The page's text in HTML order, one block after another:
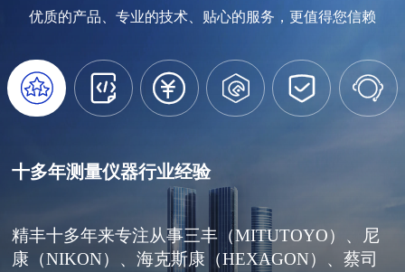
优质的产品、专业的技术、贴心的服务，更值得您信赖
     
十多年测量仪器行业经验
精丰十多年来专注从事三丰（MITUTOYO）、尼
康（NIKON）、海克斯康（HEXAGON）、蔡司